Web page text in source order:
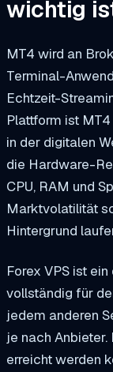
wichtig
MT4 wird an
Terminal-
Echtzeit-
Plattform ist
in der digitalen
die Hardware-
CPU, RAM und
Marktvolatilität
Hintergrund
Forex VPS ist
vollständig für
jedem anderen
je nach
erreicht werden